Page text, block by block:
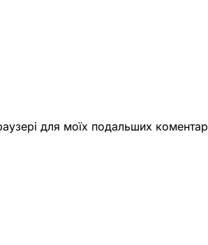
для моїх подальших